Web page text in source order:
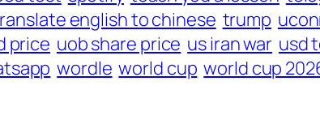
english to chinese trump
price uob share price us iran war usd
wordle world cup world cup